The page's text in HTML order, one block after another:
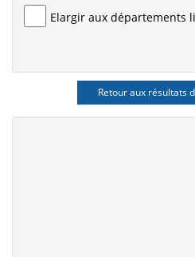
Elargir aux départements
Retour aux résultats